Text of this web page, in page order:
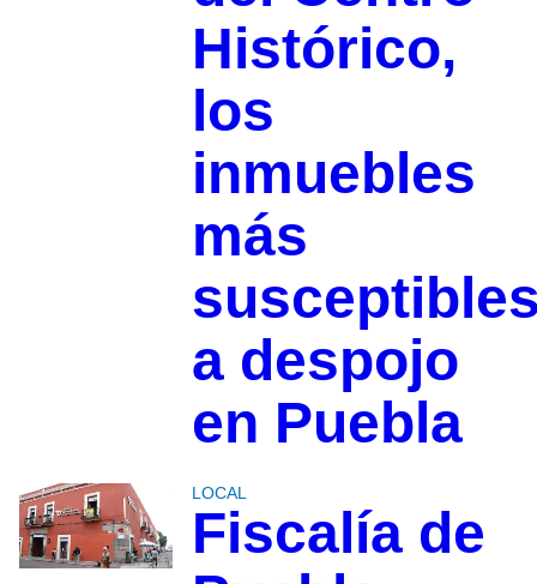
Histórico,
los
inmuebles
más
a despojo
en Puebla
LOCAL
Fiscalía de